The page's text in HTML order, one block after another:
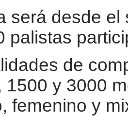
será desde
palistas
de
1500 y 3000
femenino y